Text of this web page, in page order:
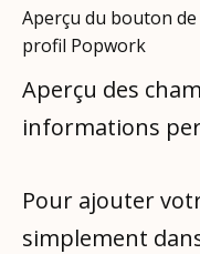
Aperçu du bouton
profil Popwork
Aperçu des
informations
Pour ajouter
simplement